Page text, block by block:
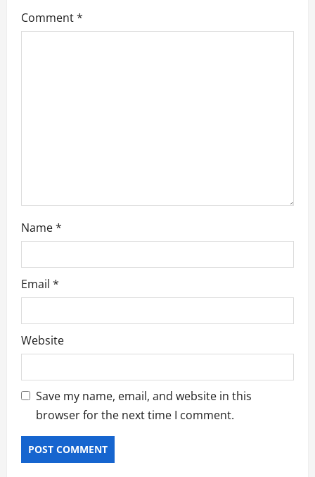
Comment*
Name*
Email *
Website
Save my name, email, and website in this
browser for the next time I comment.